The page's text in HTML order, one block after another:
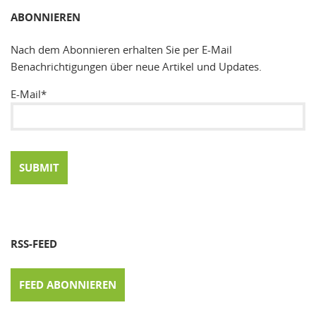
ABONNIEREN
Nach dem Abonnieren erhalten Sie per E-Mail
Benachrichtigungen über neue Artikel und Updates.
E-Mail*
RSS-FEED
FEED ABONNIEREN